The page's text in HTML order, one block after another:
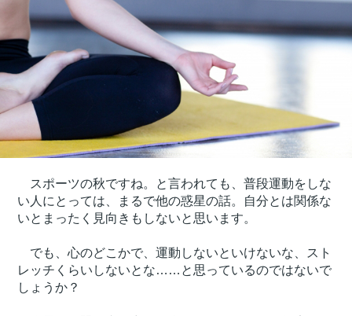
スポーツの秋ですね。と言われても、普段運動をしな
い人にとっては、まるで他の惑星の話。自分とは関係な
いとまったく見向きもしないと思います。
でも、心のどこかで、運動しないといけないな、スト
レッチくらいしないとな……と思っているのではないで
しょうか？